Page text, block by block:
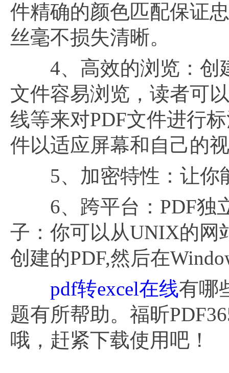
件精确的颜色匹配保证
丝毫不损失清晰。
4、高效的浏览：创建
文件容易浏览，读者可
线等来对PDF文件进行
件以适应屏幕和自己的
5、加密特性：让你
6、跨平台：PDF独
子：你可以从UNIX的网
创建的PDF,然后在
pdf转excel在线有哪
题有所帮助。福昕
哦，赶紧下载使用吧！